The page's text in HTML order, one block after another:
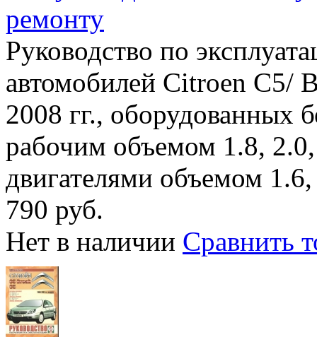
ремонту
Руководство по
автомобилей Citroen C5/
2008 гг., оборудованных
рабочим объемом 1.8,
двигателями объемом
790 руб.
Нет в наличии Сравнить